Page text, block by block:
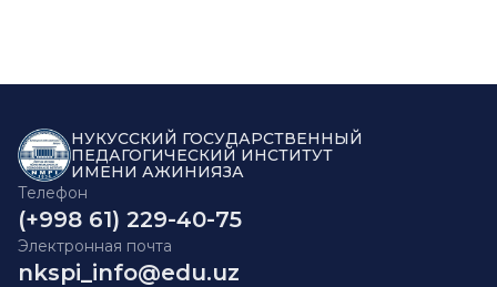
НУКУССКИЙ ГОСУДАРСТВЕННЫЙ
ПЕДАГОГИЧЕСКИЙ ИНСТИТУТ
ИМЕНИ АЖИНИЯЗА
Телефон
(+998 61) 229-40-75
Электронная почта
nkspi_info@edu.uz